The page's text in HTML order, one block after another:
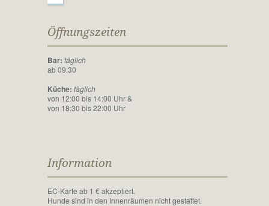
Öffnungszeiten
Bar: täglich
ab 09:30
Küche: täglich
von 12:00 bis 14:00 Uhr &
von 18:30 bis 22:00 Uhr
Information
EC-Karte ab 1 € akzeptiert.
Hunde sind in den Innenräumen nicht gestattet.